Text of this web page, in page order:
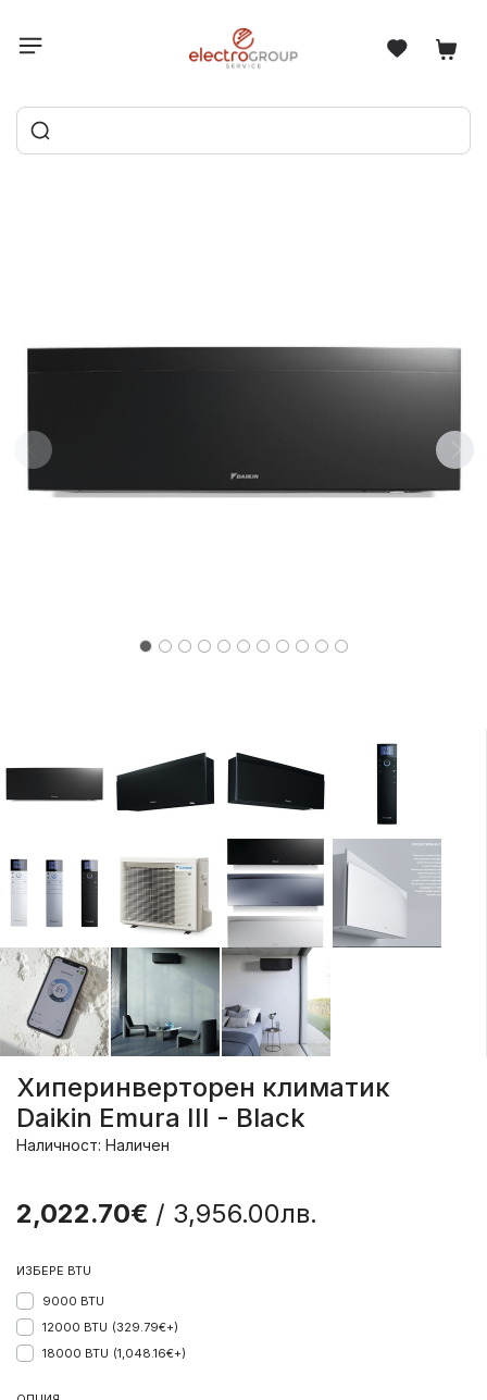
Хиперинверторен климатик
Daikin Emura III - Black
Наличност: Наличен
2,022.70€ / 3,956.00лв.
ИЗБЕРЕ BTU
9000 BTU
12000 BTU (329.79€+)
18000 BTU (1,048.16€+)